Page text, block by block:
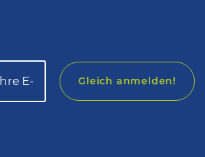
Gleich anmelden!